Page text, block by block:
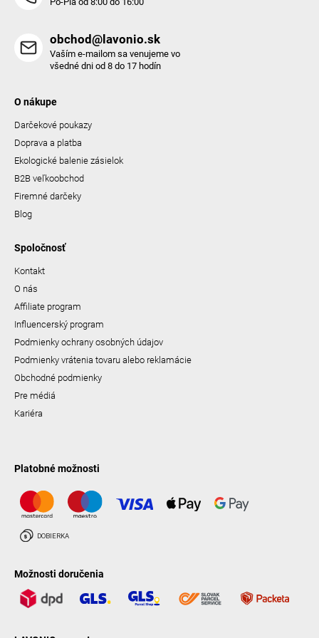
obchod@lavonio.sk
Vaším e-mailom sa venujeme vo
všedné dni od 8 do 17 hodín
O nákupe
Darčekové poukazy
Doprava a platba
Ekologické balenie zásielok
B2B veľkoobchod
Firemné darčeky
Blog
Spoločnosť
Kontakt
O nás
Affiliate program
Influencerský program
Podmienky ochrany osobných údajov
Podmienky vrátenia tovaru alebo reklamácie
Obchodné podmienky
Pre médiá
Kariéra
Platobné možnosti
Možnosti doručenia